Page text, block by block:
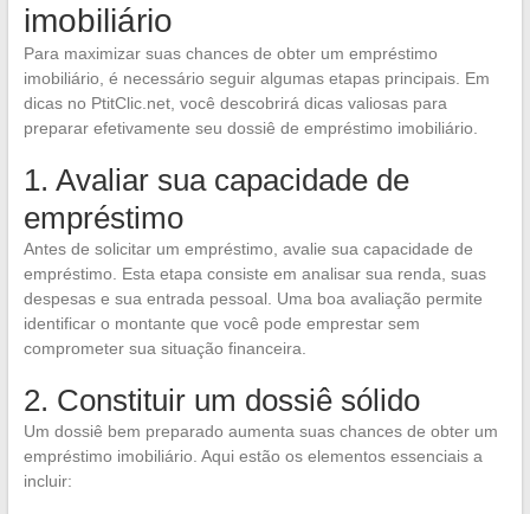
imobiliário
Para maximizar suas chances de obter um empréstimo
imobiliário, é necessário seguir algumas etapas principais. Em
dicas no PtitClic.net, você descobrirá dicas valiosas para
preparar efetivamente seu dossiê de empréstimo imobiliário.
1. Avaliar sua capacidade de
empréstimo
Antes de solicitar um empréstimo, avalie sua capacidade de
empréstimo. Esta etapa consiste em analisar sua renda, suas
despesas e sua entrada pessoal. Uma boa avaliação permite
identificar o montante que você pode emprestar sem
comprometer sua situação financeira.
2. Constituir um dossiê sólido
Um dossiê bem preparado aumenta suas chances de obter um
empréstimo imobiliário. Aqui estão os elementos essenciais a
incluir: